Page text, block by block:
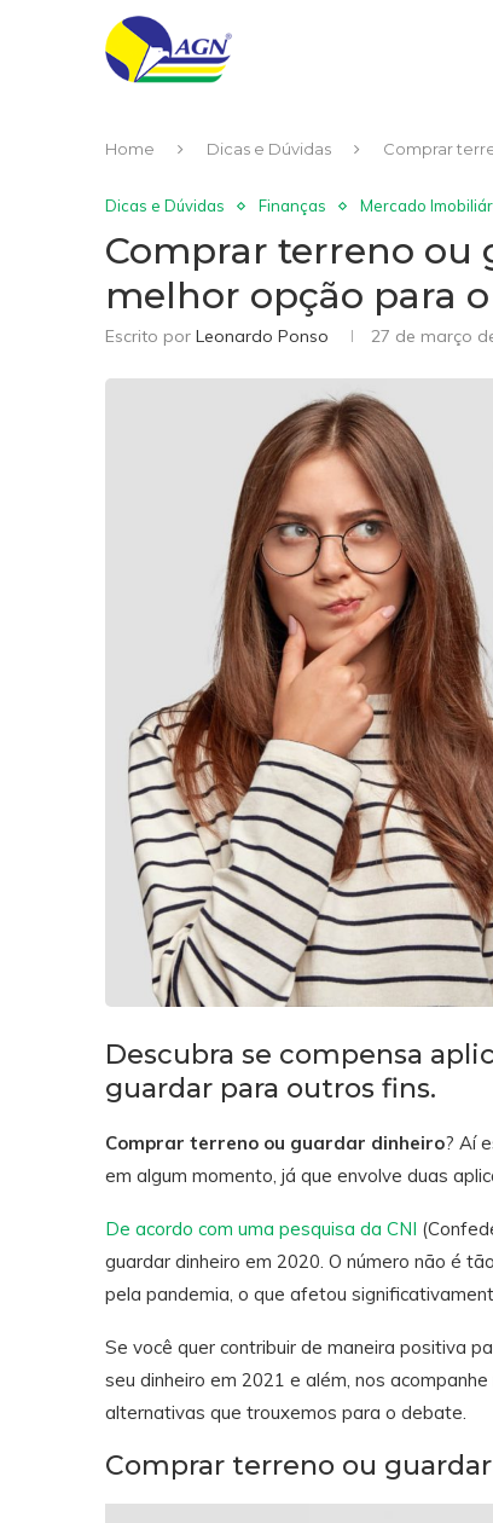
Home Dicas e Dúvidas Comprar
Dicas e Dúvidas Finanças Mercado
Comprar terreno ou
melhor opção para
Escrito por Leonardo Ponso 27 de março
Descubra se compensa
guardar para outros fins.
Comprar terreno ou guardar dinheiro? Aí
em algum momento, já que envolve duas
De acordo com uma pesquisa da CNI
guardar dinheiro em 2020. O número não é
pela pandemia, o que afetou
Se você quer contribuir de maneira positiva
seu dinheiro em 2021 e além, nos
alternativas que trouxemos para o debate.
Comprar terreno ou